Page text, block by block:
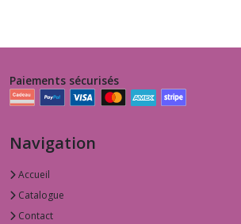
Paiements sécurisés
Navigation
Accueil
Catalogue
Contact